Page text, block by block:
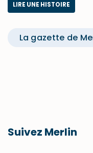
LIRE UNE HISTOIRE
La gazette de
Suivez Merlin